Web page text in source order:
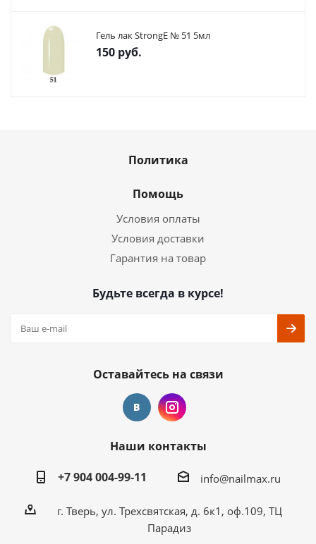
Гель лак StrongE № 51 5мл
150 руб.
Политика
Помощь
Условия оплаты
Условия доставки
Гарантия на товар
Будьте всегда в курсе!
Оставайтесь на связи
Наши контакты
+7 904 004-99-11
info@nailmax.ru
г. Тверь, ул. Трехсвятская, д. 6к1, оф.109, ТЦ
Парадиз